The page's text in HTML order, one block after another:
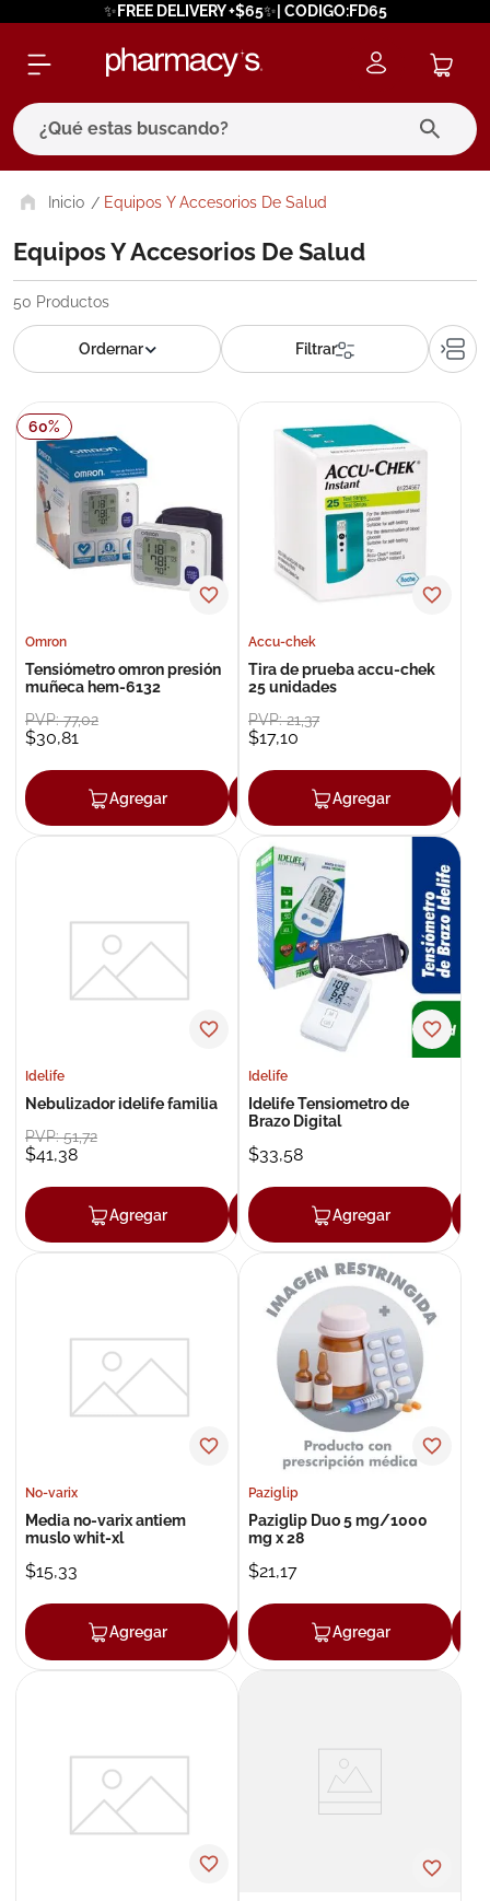
✨FREE DELIVERY +$65✨| CODIGO:FD65
¿Qué estas buscando?
Equipos Y Accesorios De Salud
Equipos Y Accesorios De Salud
50 Productos
60%
Omron
Tensiómetro omron presión
muñeca hem-6132
PVP:77,02
$30,81
Agregar Agregar
Accu-chek
Tira de prueba accu-chek
25 unidades
PVP:21,37
$17,10
Agregar
Idelife
Nebulizador idelife familia
PVP:51,72
$41,38
Agregar Agregar
Idelife
Idelife Tensiometro de
Brazo Digital
$33,58
Agregar
No-varix
Media no-varix antiem
muslo whit-xl
$15,33
Agregar Agregar
Paziglip
Paziglip Duo 5 mg/1000
mg x 28
$21,17
Agregar
términos más buscados
. eucerin
2. protector solar
pilexil
6. degraler
7. megacistin
8. roche posay
9. isdin
neumoflux